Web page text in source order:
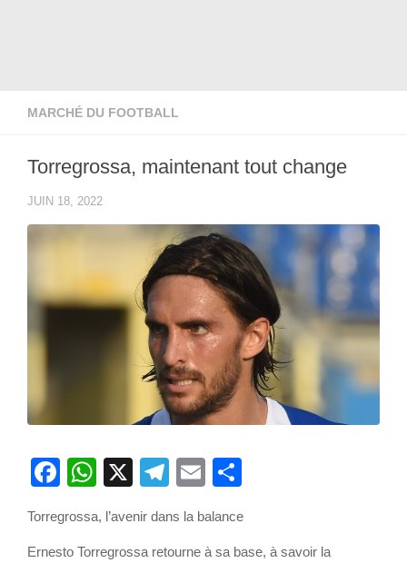
MARCHÉ DU FOOTBALL
Torregrossa, maintenant tout change
JUIN 18, 2022
Facebook
WhatsApp
X Telegram
Email
Torregrossa, l’avenir dans la balance
Ernesto Torregrossa retourne à sa base, à savoir la